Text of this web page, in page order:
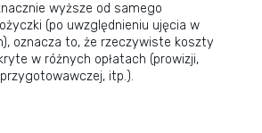
wyższe od samego
(po uwzględnieniu ujęcia w
oznacza to, że rzeczywiste koszty
w różnych opłatach (prowizji,
itp.).